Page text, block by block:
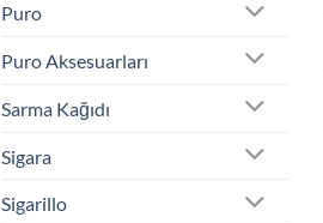
Puro
Puro Aksesuarları
Sarma Kağıdı
Sigara
Sigarillo